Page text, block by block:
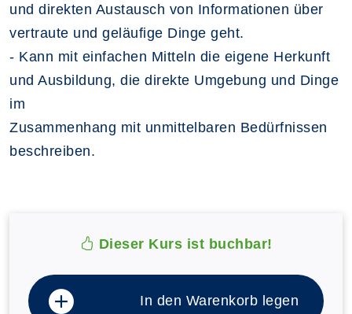
und direkten Austausch von Informationen über
vertraute und geläufige Dinge geht.
- Kann mit einfachen Mitteln die eigene Herkunft
und Ausbildung, die direkte Umgebung und Dinge
im
Zusammenhang mit unmittelbaren Bedürfnissen
beschreiben.
Dieser Kurs ist buchbar!
In den Warenkorb legen